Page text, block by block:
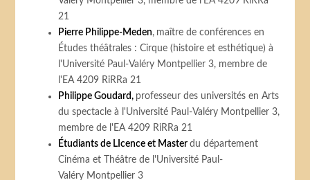
21
Pierre Philippe-Meden, maître de conférences en
Études théâtrales : Cirque (histoire et esthétique) à
l'Université Paul-Valéry Montpellier 3, membre de
l'EA 4209 RiRRa 21
Philippe Goudard, professeur des universités en Arts
du spectacle à l'Université Paul-Valéry Montpellier 3,
membre de l'EA 4209 RiRRa 21
Étudiants de LIcence et Masterdu département
Cinéma et Théâtre de l'Université Paul-
Valéry Montpellier 3